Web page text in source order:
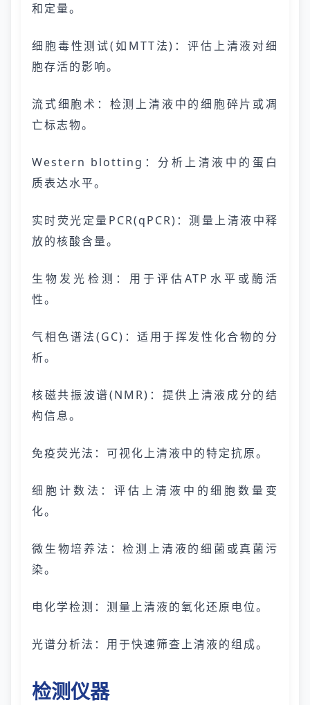
和定量。
细胞毒性测试(如MTT法)：评估上清液对细
胞存活的影响。
流式细胞术：检测上清液中的细胞碎片或凋
亡标志物。
Western blotting：分析上清液中的蛋白
质表达水平。
实时荧光定量PCR(qPCR)：测量上清液中释
放的核酸含量。
生物发光检测：用于评估ATP水平或酶活
性。
气相色谱法(GC)：适用于挥发性化合物的分
析。
核磁共振波谱(NMR)：提供上清液成分的结
构信息。
免疫荧光法：可视化上清液中的特定抗原。
细胞计数法：评估上清液中的细胞数量变
化。
微生物培养法：检测上清液的细菌或真菌污
染。
电化学检测：测量上清液的氧化还原电位。
光谱分析法：用于快速筛查上清液的组成。
检测仪器